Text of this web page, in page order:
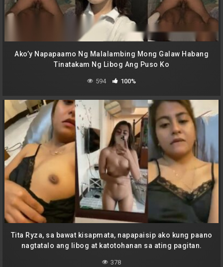
Ako’y Napapaamo Ng Malalambing Mong Galaw Habang
Tinatakam Ng Libog Ang Puso Ko
594 100%
Tita Ryza, sa bawat kisapmata, napapaisip ako kung paano
nagtatalo ang libog at katotohanan sa ating pagitan.
378